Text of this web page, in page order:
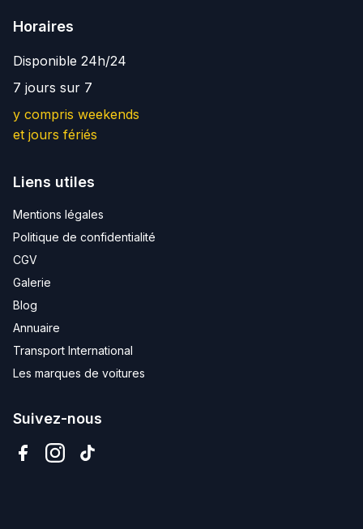
Horaires
Disponible 24h/24
7 jours sur 7
y compris weekends
et jours fériés
Liens utiles
Mentions légales
Politique de confidentialité
CGV
Galerie
Blog
Annuaire
Transport International
Les marques de voitures
Suivez-nous